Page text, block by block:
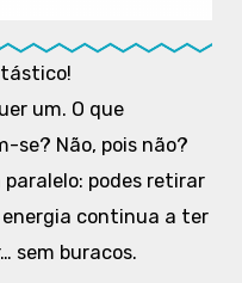
um. O que
se? Não, pois não?
paralelo: podes retirar
energia continua a ter
sem buracos.